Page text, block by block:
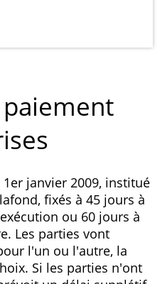
janvier 2009, institué
fixés à 45 jours à
ou 60 jours à
Les parties vont
l'un ou l'autre, la
Si les parties n'ont